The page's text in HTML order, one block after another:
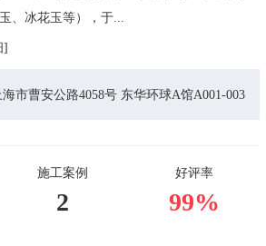
、冰花玉等），于...
]
海市曹安公路4058号 东华环球A馆A001-003
施工案例
2
好评率
99%